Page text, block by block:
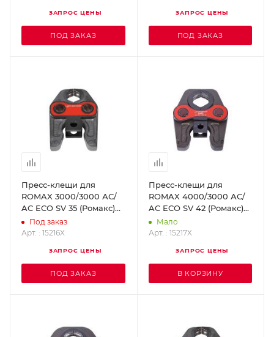
ЗАПРОС ЦЕНЫ
ПОД ЗАКАЗ
ЗАПРОС ЦЕНЫ
ПОД ЗАКАЗ
Пресс-клещи для
ROMAX 3000/3000 АС/
AC ECO SV 35 (Ромакс)
ROTHENBERGER 15216X
Под заказ
Арт. : 15216X
ЗАПРОС ЦЕНЫ
ПОД ЗАКАЗ
Пресс-клещи для
ROMAX 4000/3000 АС/
AC ECO SV 42 (Ромакс)
ROTHENBERGER 15217X
Мало
Арт. : 15217X
ЗАПРОС ЦЕНЫ
В КОРЗИНУ